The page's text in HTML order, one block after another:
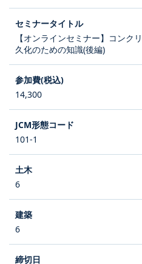
【オンラインセミナー】コンク
久化のための知識(後編)
14,300
101-1
6
6